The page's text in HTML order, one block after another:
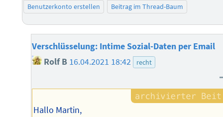
Benutzerkonto erstellen
Beitrag im Thread-Baum
Verschlüsselung: Intime Sozial-Daten per Email
Rolf B 16.04.2021 18:42 recht
Hallo Martin,